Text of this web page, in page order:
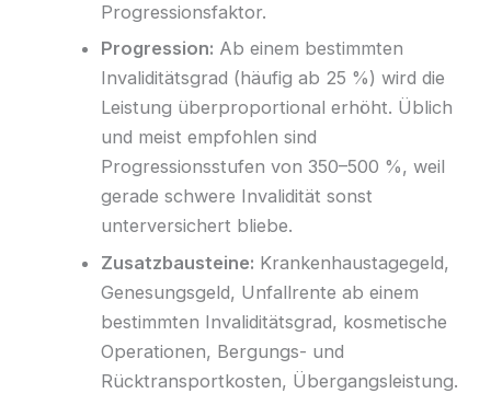
Progressionsfaktor.
Progression: Ab einem bestimmten
Invaliditätsgrad (häufig ab 25 %) wird die
Leistung überproportional erhöht. Üblich
und meist empfohlen sind
Progressionsstufen von 350–500 %, weil
gerade schwere Invalidität sonst
unterversichert bliebe.
Zusatzbausteine: Krankenhaustagegeld,
Genesungsgeld, Unfallrente ab einem
bestimmten Invaliditätsgrad, kosmetische
Operationen, Bergungs- und
Rücktransportkosten, Übergangsleistung.